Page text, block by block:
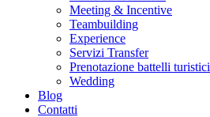
Meeting & Incentive
Teambuilding
Experience
Servizi Transfer
Prenotazione battelli turistici
Wedding
Blog
Contatti